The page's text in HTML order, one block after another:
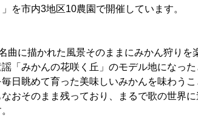
」を市内3地区10農園で開催しています。
曲に描かれた風景そのままにみかん狩りを
謡「みかんの花咲く丘」のモデル地になっ
毎日眺めて育った美味しいみかんを味わう
なおそのまま残っており、まるで歌の世界